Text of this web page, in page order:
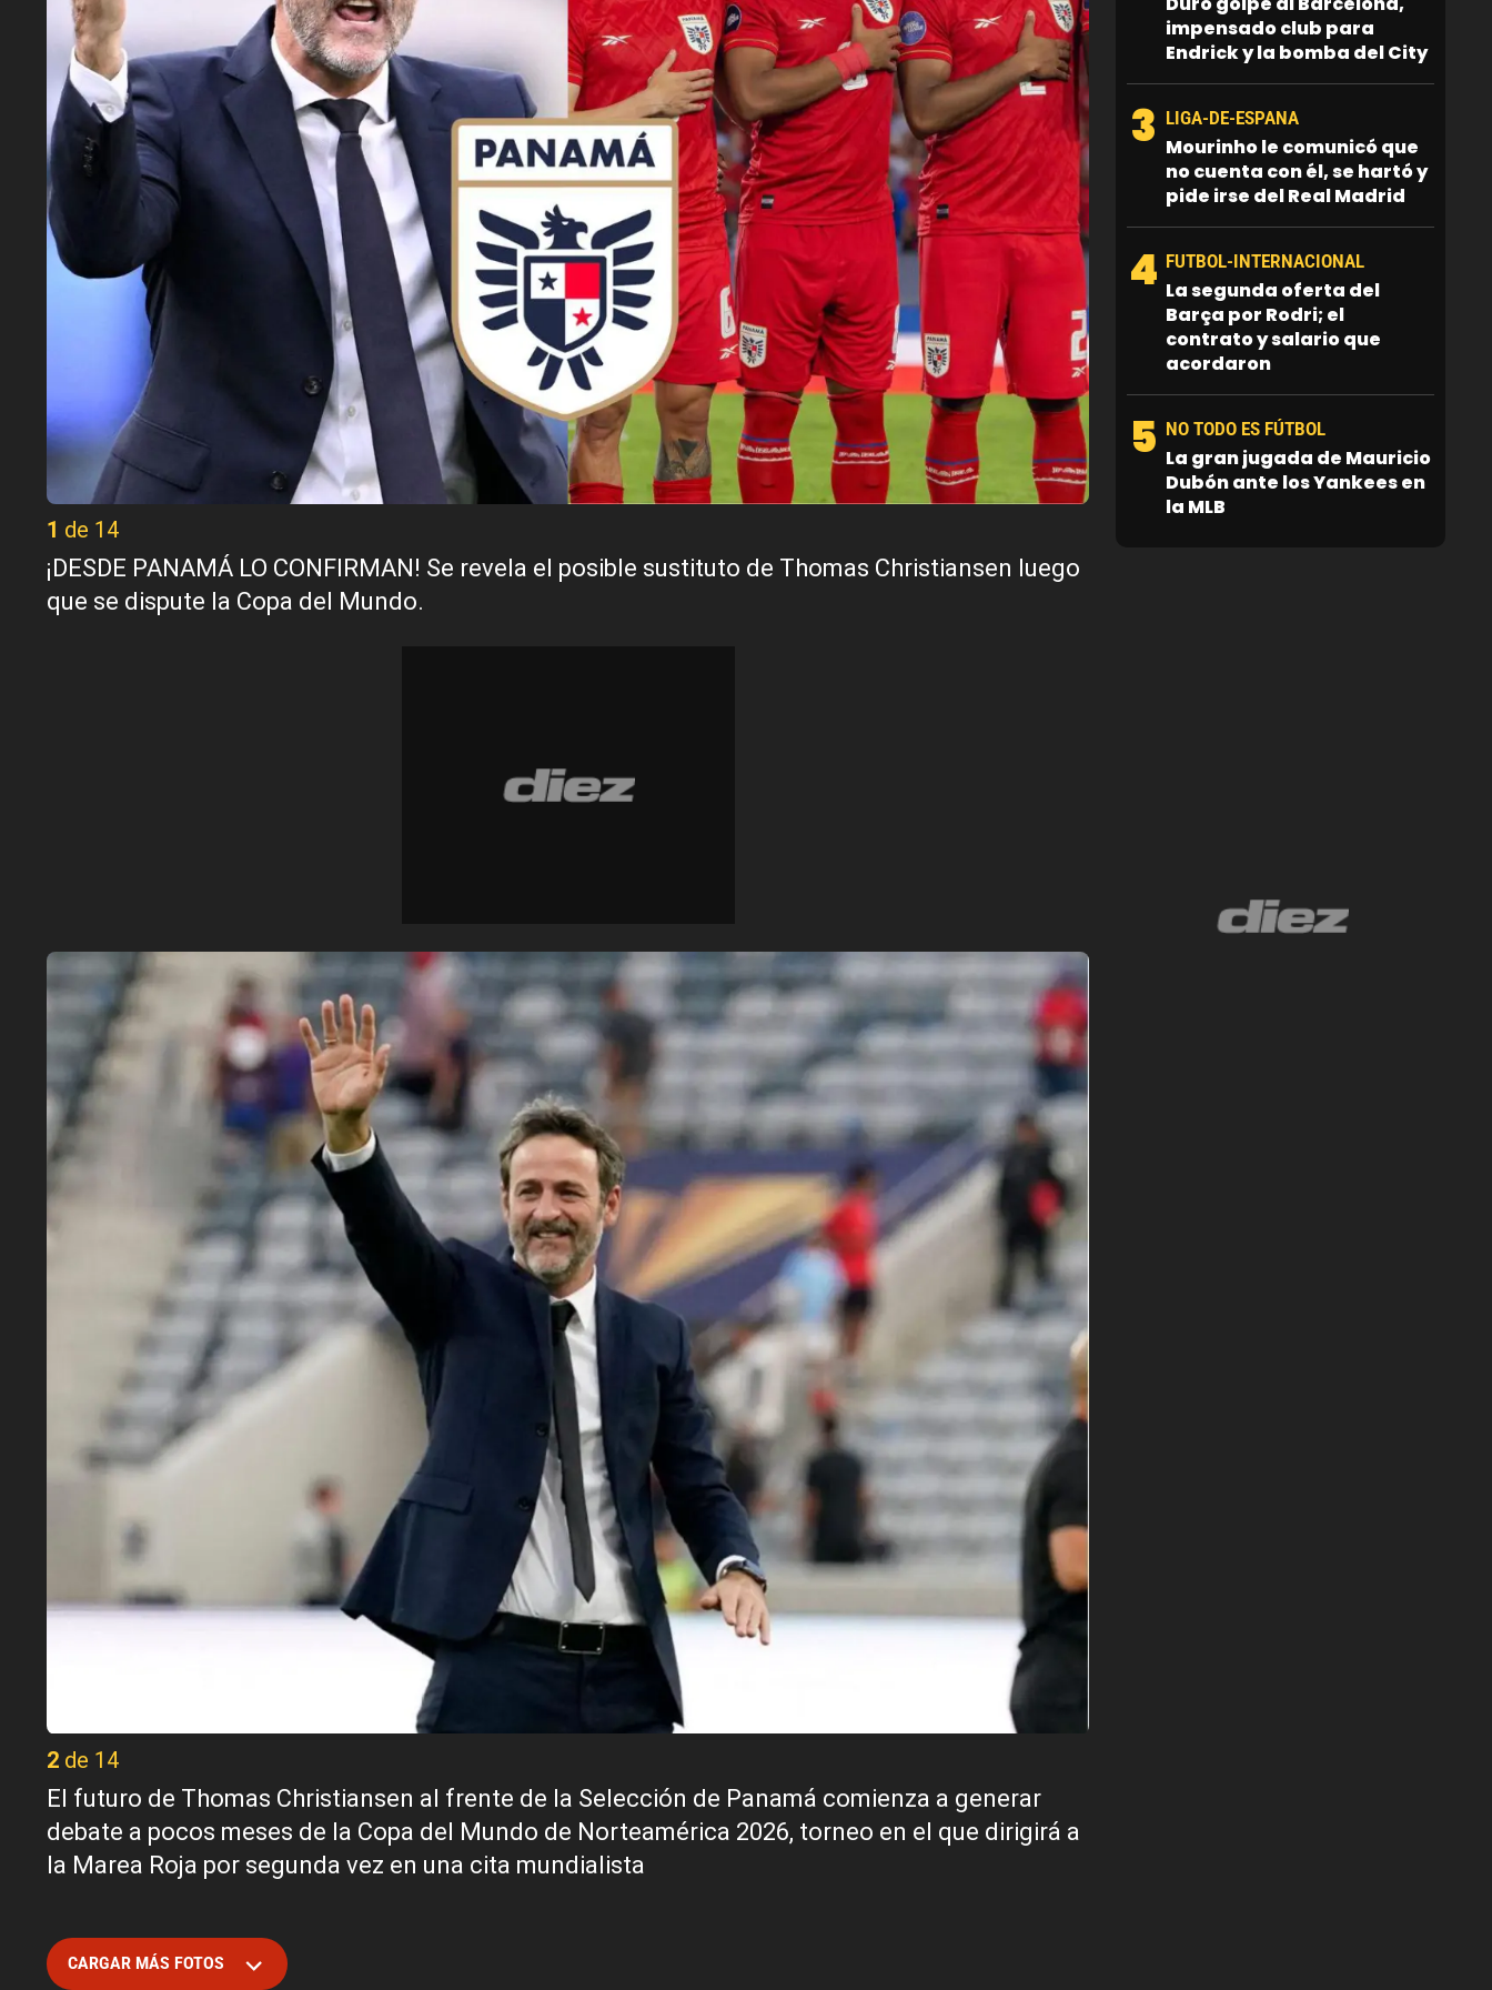
1 de 14
¡DESDE PANAMÁ LO CONFIRMAN! Se revela el posible sustituto de Thomas Christiansen luego
que se dispute la Copa del Mundo.
2 de 14
El futuro de Thomas Christiansen al frente de la Selección de Panamá comienza a generar
debate a pocos meses de la Copa del Mundo de Norteamérica 2026, torneo en el que dirigirá a
la Marea Roja por segunda vez en una cita mundialista
CARGAR MÁS FOTOS
impensado club para
Endrick y la bomba del City
3 LIGA-DE-ESPANA
Mourinho le comunicó que
no cuenta con él, se hartó y
pide irse del Real Madrid
4 FUTBOL-INTERNACIONAL
La segunda oferta del
Barça por Rodri; el
contrato y salario que
acordaron
5 NO TODO ES FÚTBOL
La gran jugada de Mauricio
Dubón ante los Yankees en
la MLB